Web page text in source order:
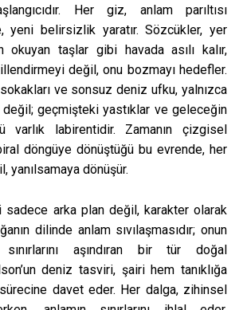
Her giz, anlam parıltısı
yeni belirsizlik yaratır. Sözcükler, yer
okuyan taşlar gibi havada asılı kalır,
değil, onu bozmayı hedefler.
ve sonsuz deniz ufku, yalnızca
geçmişteki yastıklar ve geleceğin
varlık labirentidir. Zamanın çizgisel
döngüye dönüştüğü bu evrende, her
yanılsamaya dönüşür.
arka plan değil, karakter olarak
dilinde anlam sıvılaşmasıdır; onun
aşındıran bir tür doğal
deniz tasviri, şairi hem tanıklığa
davet eder. Her dalga, zihinsel